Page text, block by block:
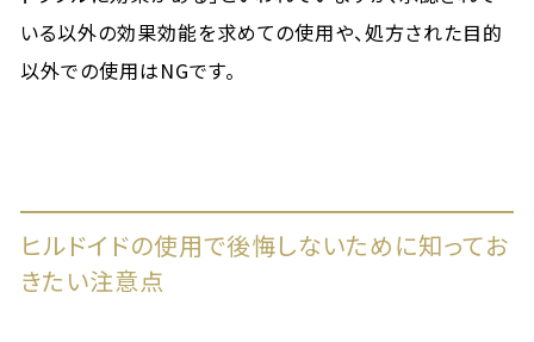
いる以外の効果効能を求めての使用や、処方された目的
以外での使用はNGです。
ヒルドイドの使用で後悔しないために知ってお
きたい注意点